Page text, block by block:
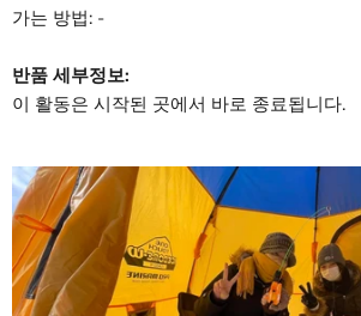
가는 방법: -
반품 세부정보:
이 활동은 시작된 곳에서 바로 종료됩니다.